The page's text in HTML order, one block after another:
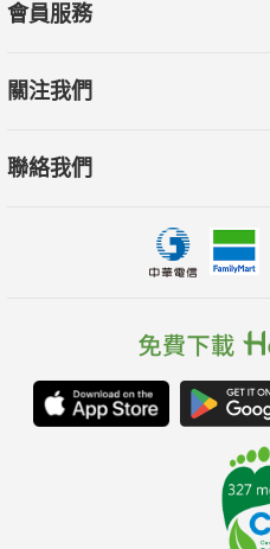
會員服務
關注我們
聯絡我們